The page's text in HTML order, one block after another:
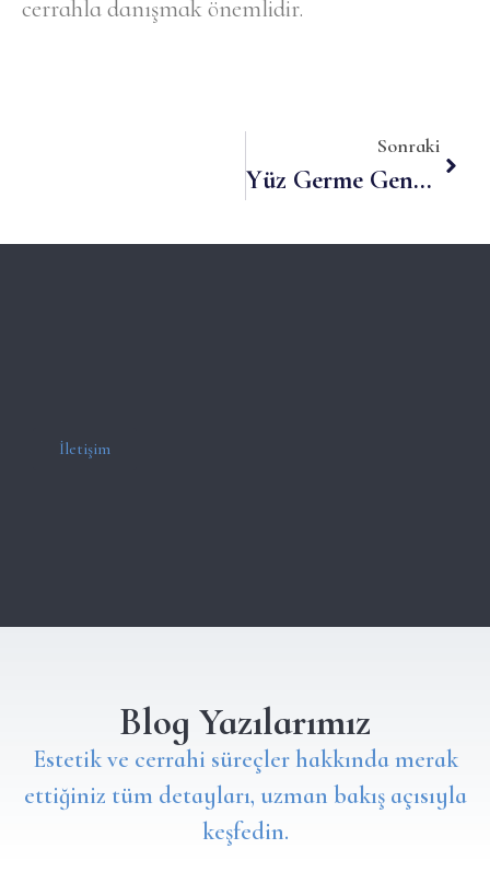
cerrahla danışmak önemlidir.
Sonraki
Yüz Germe Gençlik Ve Canlılık İçin Etkili Bir Çözüm
İletişim
Blog Yazılarımız
Estetik ve cerrahi süreçler hakkında merak
ettiğiniz tüm detayları, uzman bakış açısıyla
keşfedin.